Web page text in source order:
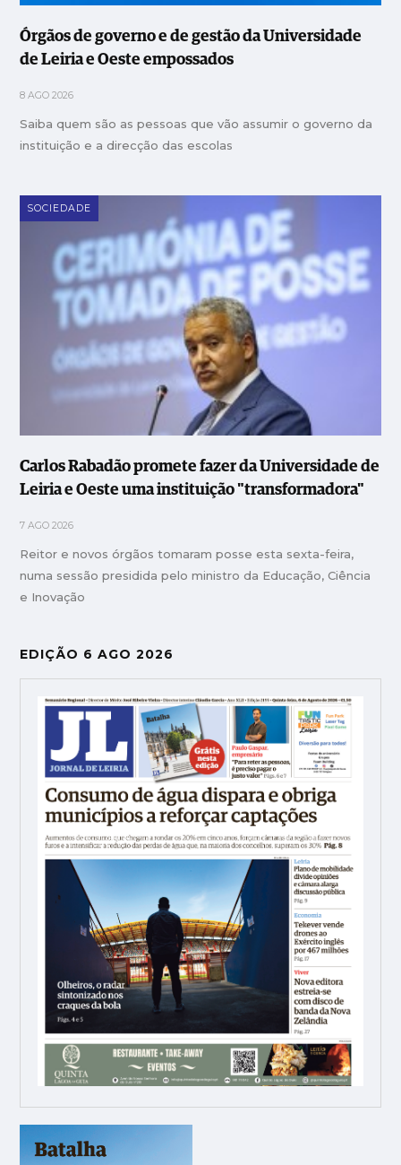
Órgãos de governo e de gestão da Universidade
de Leiria e Oeste empossados
8 AGO 2026
Saiba quem são as pessoas que vão assumir o governo da
instituição e a direcção das escolas
SOCIEDADE
Carlos Rabadão promete fazer da Universidade de
Leiria e Oeste uma instituição "transformadora"
7 AGO 2026
Reitor e novos órgãos tomaram posse esta sexta-feira,
numa sessão presidida pelo ministro da Educação, Ciência
e Inovação
EDIÇÃO 6 AGO 2026